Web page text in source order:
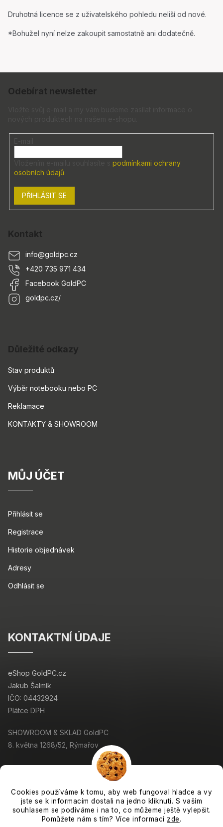
Cookies používáme k tomu, aby web fungoval hladce a vy
jste se k informacím dostali na jedno kliknutí. S vaším
souhlasem se podíváme i na to, co můžeme ještě vylepšit.
Pomůžete nám s tím? Více informací zde.
Druhotná licence se z uživatelského pohledu neliší od nové.
*Bohužel nyní nelze zakoupit samostatně ani dodatečně.
Odebírat newsletter
podmínkami ochrany
osobních údajů
PŘIHLÁSIT SE
Kontakt
info@goldpc.cz
+420 735 971 434
Facebook GoldPC
goldpc.cz/
Důležité odkazy
Stav produktů
Výběr notebooku nebo PC
Reklamace
KONTAKTY & SHOWROOM
MŮJ ÚČET
Přihlásit se
Registrace
Historie objednávek
Adresy
Odhlásit se
KONTAKTNÍ ÚDAJE
eShop GoldPC.cz
Jakub Šalmík
IČO: 04432924
Plátce DPH
SHOWROOM & SKLAD GoldPC
8. května 1268/52, Rýmařov
Copyright 2026GoldPC.cz . Všechna práva vyhrazena.
Grafický návrh vytvořil a nakódovalShoptak.cz